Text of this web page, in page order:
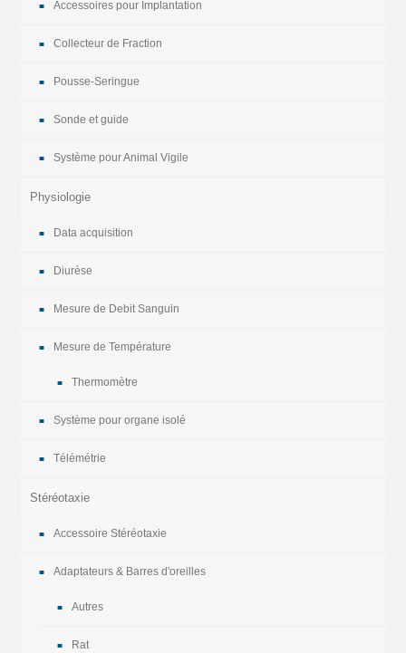
Accessoires pour Implantation
Collecteur de Fraction
Pousse-Seringue
Sonde et guide
Système pour Animal Vigile
Physiologie
Data acquisition
Diurèse
Mesure de Debit Sanguin
Mesure de Température
Thermomètre
Système pour organe isolé
Télémétrie
Stéréotaxie
Accessoire Stéréotaxie
Adaptateurs & Barres d'oreilles
Autres
Rat